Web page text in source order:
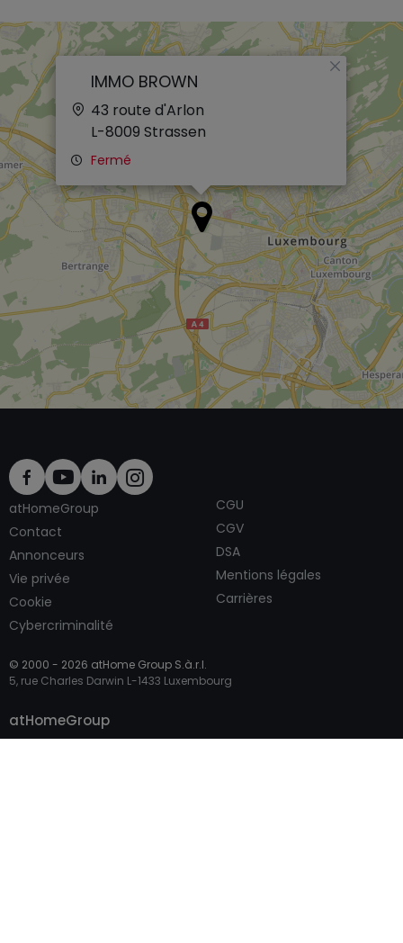
IMMO BROWN
43 route d'Arlon
L-8009 Strassen
Fermé
×
atHomeGroup
Contact
Annonceurs
Vie privée
Cookie
Cybercriminalité
CGU
CGV
DSA
Mentions légales
Carrières
© 2000 - 2026 atHome Group S.à.r.l.
5, rue Charles Darwin L-1433 Luxembourg
atHomeGroup